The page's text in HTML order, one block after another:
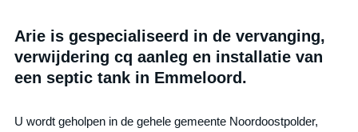
Arie is gespecialiseerd in de vervanging,
verwijdering cq aanleg en installatie van
een septic tank in Emmeloord.
U wordt geholpen in de gehele gemeente Noordoostpolder,